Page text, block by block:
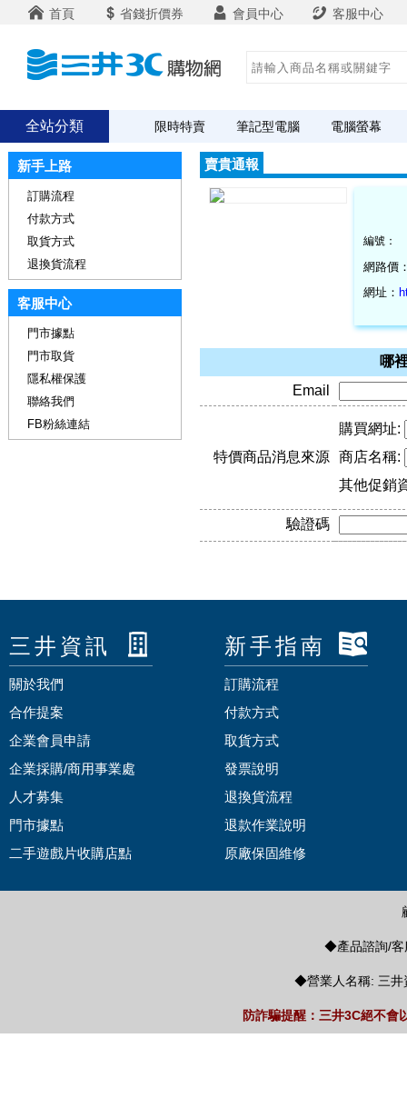
首頁 省錢折價券 會員中心 客服中心
全站分類 限時特賣 筆記型電腦 電腦螢幕
賣貴通報
編號：
網路價
網址：
哪
Email
特價商品消息來源
購買網址:
商店名稱:
其他促銷
驗證碼
新手上路
訂購流程
付款方式
取貨方式
退換貨流程
客服中心
門市據點
門市取貨
隱私權保護
聯絡我們
FB粉絲連結
三井資訊
關於我們
合作提案
企業會員申請
企業採購/商用事業處
人才募集
門市據點
二手遊戲片收購店點
新手指南
訂購流程
付款方式
取貨方式
發票說明
退換貨流程
退款作業說明
原廠保固維修
◆產品諮詢/客
◆營業人名稱: 三井
防詐騙提醒：三井3C絕不會